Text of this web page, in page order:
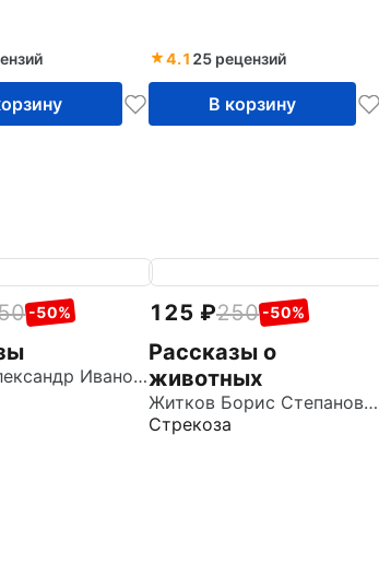
4.1 25 рецензий
В корзину
-50%
Куприн Александр Иванович
125 250 -50%
Рассказы о
животных
Житков Борис Степанович
Стрекоза